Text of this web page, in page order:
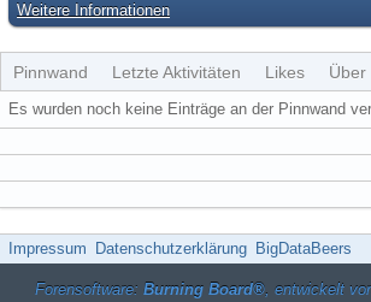
Weitere Informationen
Pinnwand Letzte Aktivitäten Likes Über
Es wurden noch keine Einträge an der Pinnwand
Impressum Datenschutzerklärung BigDataBeers
Forensoftware: Burning Board®, entwickelt